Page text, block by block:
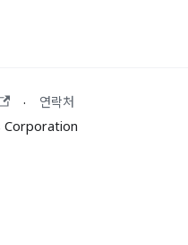
·
연락처
Corporation